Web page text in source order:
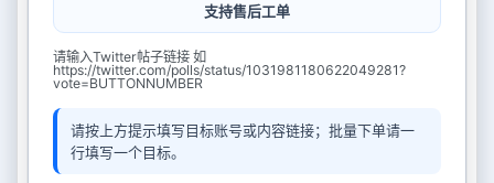
支持售后工单
请输入Twitter帖子链接 如
https://twitter.com/polls/status/1031981180622049281?
vote=BUTTONNUMBER
请按上方提示填写目标账号或内容链接；批量下单请一
行填写一个目标。